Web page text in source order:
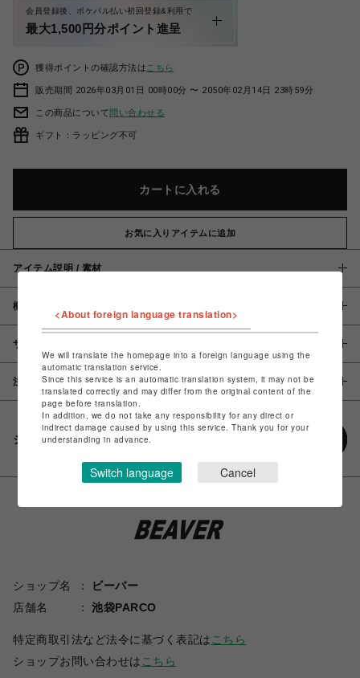
会員登録後、ポケパル払い初回登録&利用で
最大1,500円分ポイント進呈
獲得ポイントの確認方法は こちら
販売期間 2026年03月01日 00時00分 〜 2050年02月14日 23時59分
この商品について問い合わせる
ギフト：ラッピング不可
カートに入れる
お気に入りアイテムに追加
アイテム説明 / 素材
概要
サイズ
注意事項
シェアする
ショップ名
ビーバー
店舗名
池袋PARCO
特定商取引法など法令に基づく表記は こちら
ショップお問い合わせは こちら
<About foreign language translation>
We will translate the homepage into a foreign language using the
automatic translation service.
Since this service is an automatic translation system, it may not be
translated correctly and may differ from the original content of the
page before translation.
In addition, we do not take any responsibility for any direct or
indirect damage caused by using this service. Thank you for your
understanding in advance.
Switch language Cancel